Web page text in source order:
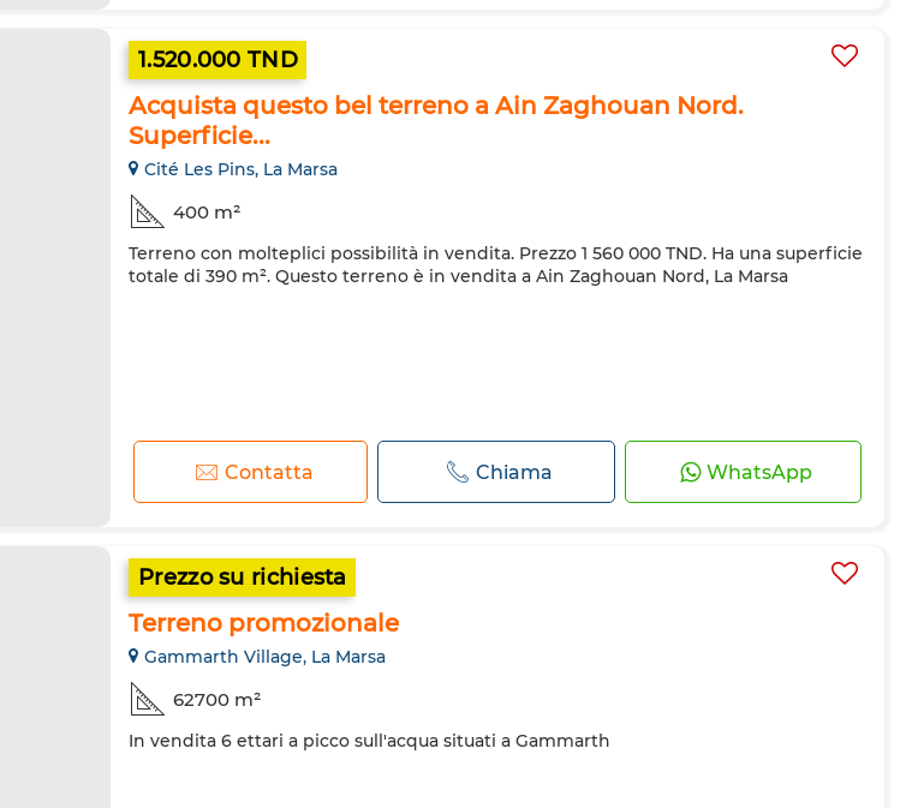
1.520.000 TND
Acquista questo bel terreno a Ain Zaghouan Nord.
Superficie...
Cité Les Pins, La Marsa
400 m²
Terreno con molteplici possibilità in vendita. Prezzo 1 560 000 TND. Ha una superficie
totale di 390 m². Questo terreno è in vendita a Ain Zaghouan Nord, La Marsa
Contatta Chiama WhatsApp
Prezzo su richiesta
Terreno promozionale
Gammarth Village, La Marsa
62700 m²
In vendita 6 ettari a picco sull'acqua situati a Gammarth